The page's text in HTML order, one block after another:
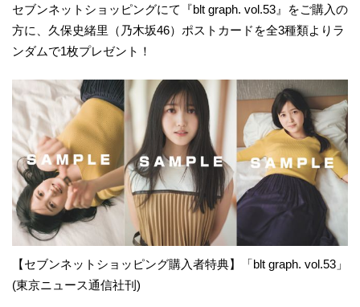
セブンネットショッピングにて『blt graph. vol.53』をご購入の
方に、久保史緒里（乃木坂46）ポストカードを全3種類よりラ
ンダムで1枚プレゼント！
【セブンネットショッピング購入者特典】「blt graph. vol.53」
(東京ニュース通信社刊)